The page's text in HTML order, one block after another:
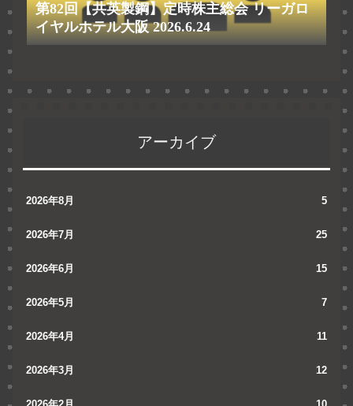
第82回【共英製鋼】定時株主総会 リーガロ
イヤルホテル大阪 2026.6.24
アーカイブ
2026年8月 5
2026年7月 25
2026年6月 15
2026年5月 7
2026年4月 11
2026年3月 12